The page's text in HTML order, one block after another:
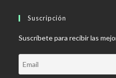
abre
una
nueva
pestaña
abre
una
nueva
pestaña
Suscripción
Suscríbete para recibir las